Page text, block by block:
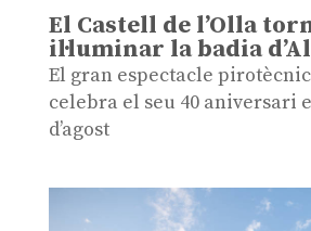
El Castell de l’Olla
il·luminar la badia
El gran espectacle
celebra el seu 40 aniversari
d’agost